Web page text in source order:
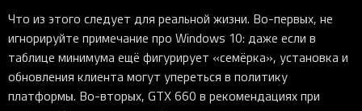
Что из этого следует для реальной жизни. Во-первых, не
игнорируйте примечание про Windows 10: даже если в
таблице минимума ещё фигурирует «семёрка», установка и
обновления клиента могут упереться в политику
платформы. Во-вторых, GTX 660 в рекомендациях при